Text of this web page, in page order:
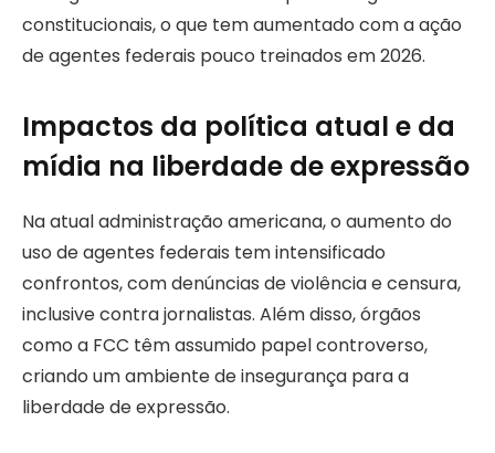
constitucionais, o que tem aumentado com a ação
de agentes federais pouco treinados em 2026.
Impactos da política atual e da
mídia na liberdade de expressão
Na atual administração americana, o aumento do
uso de agentes federais tem intensificado
confrontos, com denúncias de violência e censura,
inclusive contra jornalistas. Além disso, órgãos
como a FCC têm assumido papel controverso,
criando um ambiente de insegurança para a
liberdade de expressão.